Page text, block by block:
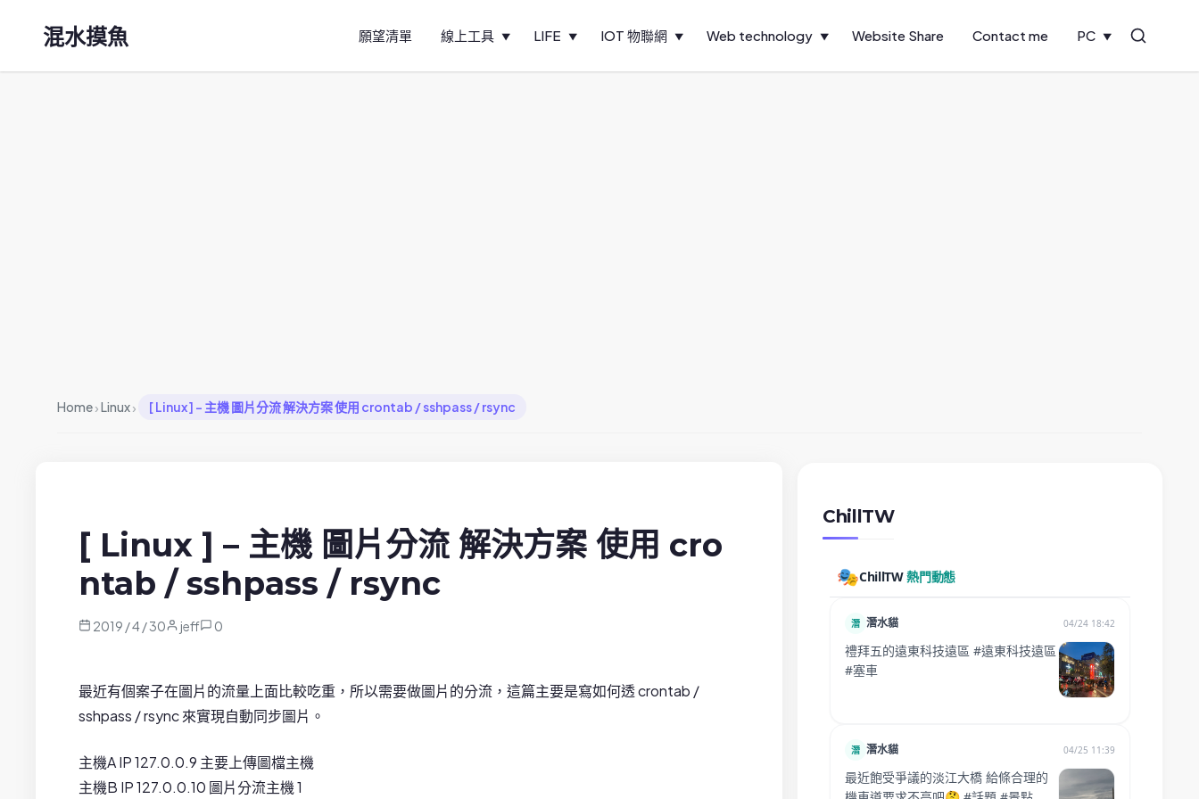
混水摸魚 願望清單 線上工具 LIFE IOT 物聯網 Web technology Website Share Contact me PC Search
Home›Linux› [ Linux ] – 主機 圖片分流 解決方案 使用 crontab / sshpass / rsync
[ Linux ] – 主機 圖片分流 解決方案 使用 cro
ntab / sshpass / rsync
2019 / 4 / 30 jeff 0
最近有個案子在圖片的流量上面比較吃重，所以需要做圖片的分流，這篇主要是寫如何透 crontab /
sshpass / rsync 來實現自動同步圖片。
主機A IP 127.0.0.9 主要上傳圖檔主機
主機B IP 127.0.0.10 圖片分流主機 1
ChillTW